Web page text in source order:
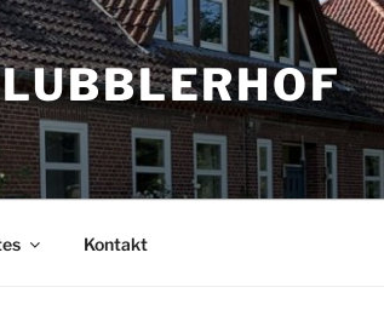
Kontakt